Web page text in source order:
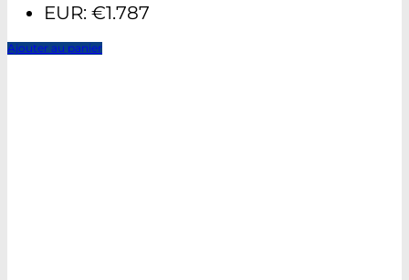
EUR: €1.787
Ajouter au panier